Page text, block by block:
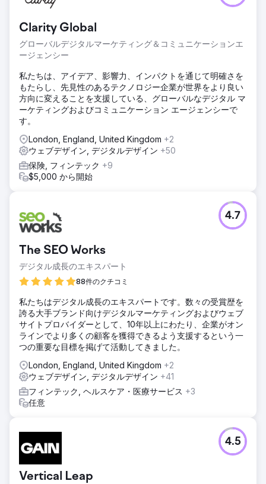
Clarity Global
グローバルデジタルマーケティング＆コミュニケーションエ
ージェンシー
私たちは、アイデア、影響力、インパクトを通じて明確さを
もたらし、先見性のあるテクノロジー企業が世界をより良い
方向に変えることを支援している、グローバルなデジタル マ
ーケティングおよびコミュニケーション エージェンシーで
す。
London, England, United Kingdom +2
ウェブデザイン, デジタルデザイン +50
保険, フィンテック +9
$5,000 から開始
The SEO Works
デジタル成長のエキスパート
88件のクチコミ
4.7
私たちはデジタル成長のエキスパートです。数々の受賞歴を
誇る大手ブランド向けデジタルマーケティングおよびウェブ
サイトプロバイダーとして、10年以上にわたり、企業がオン
ラインでより多くの顧客を獲得できるよう支援するという一
つの重要な目標を掲げて活動してきました。
London, England, United Kingdom +2
ウェブデザイン, デジタルデザイン +41
フィンテック, ヘルスケア・医療サービス +3
任意
Vertical Leap
4.5